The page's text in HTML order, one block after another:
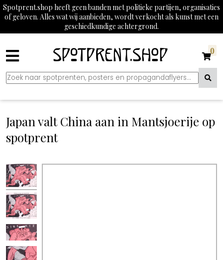
Spotprent.shop heeft geen banden met politieke partijen, organisaties
of geloven. Alles wat wij aanbieden, wordt verkocht als kunst met een
geschiedkundige achtergrond.
0
Japan valt China aan in Mantsjoerije op
spotprent